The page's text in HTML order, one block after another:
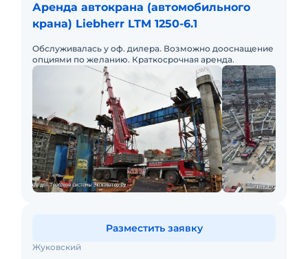
Аренда автокрана (автомобильного
крана) Liebherr LTM 1250-6.1
Обслуживалась у оф. дилера. Возможно дооснащение
опциями по желанию. Краткосрочная аренда.
Жуковский
Разместить заявку